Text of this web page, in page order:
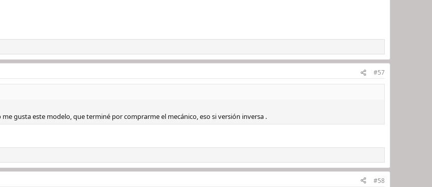
#57
gusta este modelo, que terminé por comprarme el mecánico, eso si versión inversa .
#58